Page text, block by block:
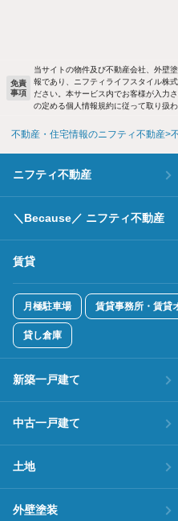
免責
事項
当サイトの物件及び不動産会社、外壁
報であり、ニフティライフスタイル株
ださい。本サービス内でお客様が入力
の定める個人情報規約に従って取り扱わ
不動産・住宅情報のニフティ不動産
ニフティ不動産
＼Because／ ニフティ不動産
賃貸
月極駐車場 賃貸事務所・賃貸
貸し倉庫
新築一戸建て
中古一戸建て
土地
外壁塗装